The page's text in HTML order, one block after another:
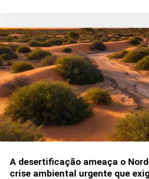
A desertificação ameaça o
crise ambiental urgente que